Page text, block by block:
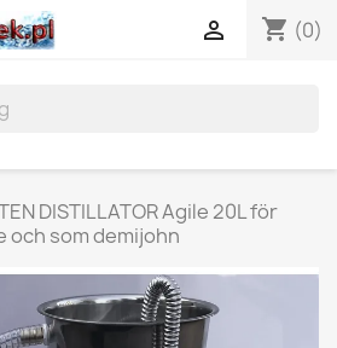
shopping_cart (0)

DISTILLATOR Agile 20L för
och som demijohn